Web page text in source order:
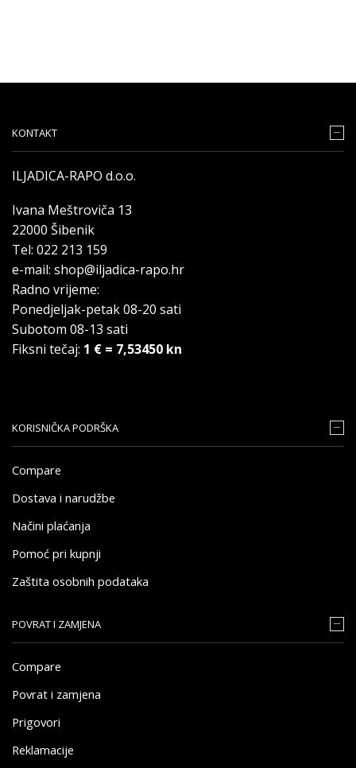
KONTAKT
ILJADICA-RAPO d.o.o.
Ivana Meštroviča 13
22000 Šibenik
Tel: 022 213 159
e-mail: shop@iljadica-rapo.hr
Radno vrijeme:
Ponedjeljak-petak 08-20 sati
Subotom 08-13 sati
Fiksni tečaj: 1 € = 7,53450 kn
KORISNIČKA PODRŠKA
Compare
Dostava i narudžbe
Načini plaćanja
Pomoć pri kupnji
Zaštita osobnih podataka
POVRAT I ZAMJENA
Compare
Povrat i zamjena
Prigovori
Reklamacije